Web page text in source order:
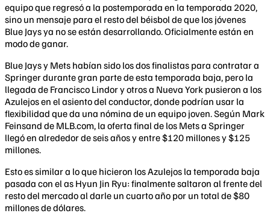
equipo que regresó a la postemporada en la temporada 2020,
sino un mensaje para el resto del béisbol de que los jóvenes
Blue Jays ya no se están desarrollando. Oficialmente están en
modo de ganar.
Blue Jays y Mets habían sido los dos finalistas para contratar a
Springer durante gran parte de esta temporada baja, pero la
llegada de Francisco Lindor y otros a Nueva York pusieron a los
Azulejos en el asiento del conductor, donde podrían usar la
flexibilidad que da una nómina de un equipo joven. Según Mark
Feinsand de MLB.com, la oferta final de los Mets a Springer
llegó en alrededor de seis años y entre $120 millones y $125
millones.
Esto es similar a lo que hicieron los Azulejos la temporada baja
pasada con el as Hyun Jin Ryu: finalmente saltaron al frente del
resto del mercado al darle un cuarto año por un total de $80
millones de dólares.